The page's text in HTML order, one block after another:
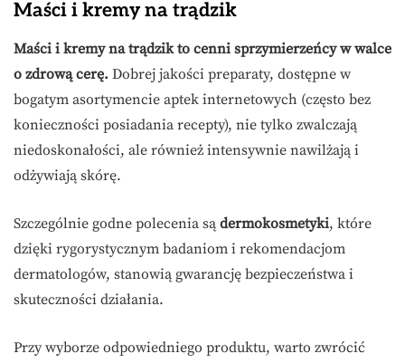
Maści i kremy na trądzik
Maści i kremy na trądzik to cenni sprzymierzeńcy w walce
o zdrową cerę. Dobrej jakości preparaty, dostępne w
bogatym asortymencie aptek internetowych (często bez
konieczności posiadania recepty), nie tylko zwalczają
niedoskonałości, ale również intensywnie nawilżają i
odżywiają skórę.
Szczególnie godne polecenia są dermokosmetyki, które
dzięki rygorystycznym badaniom i rekomendacjom
dermatologów, stanowią gwarancję bezpieczeństwa i
skuteczności działania.
Przy wyborze odpowiedniego produktu, warto zwrócić